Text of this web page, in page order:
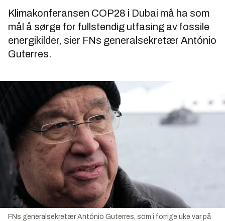
Klimakonferansen COP28 i Dubai må ha som
mål å sørge for fullstendig utfasing av fossile
energikilder, sier FNs generalsekretær António
Guterres.
FNs generalsekretær António Guterres, som i forrige uke var på